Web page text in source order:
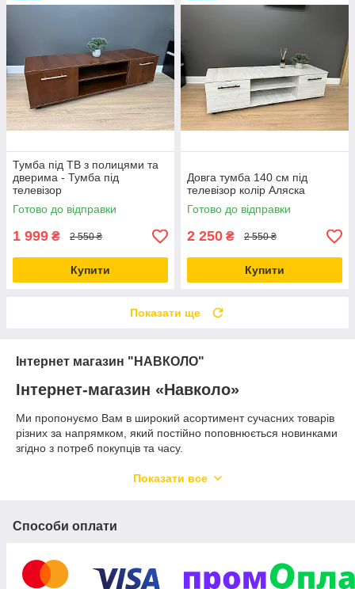
Тумба під ТВ з полицями та
дверима - Тумба під
телевізор
Готово до відправки
1 999 ₴ 2 550 ₴
Купити
Довга тумба 140 см під
телевізор колір Аляска
Готово до відправки
2 250 ₴ 2 550 ₴
Купити
Показати ще
Інтернет магазин "НАВКОЛО"
Інтернет-магазин «Навколо»
Ми пропонуємо Вам в широкий асортимент сучасних товарів
різних за напрямком, який постійно поповнюється новинками
згідно з потреб покупців та часу.
товари відмінної якості за дуже смачними цінами,
Ліжка
Дивани
Показати все
Способи оплати